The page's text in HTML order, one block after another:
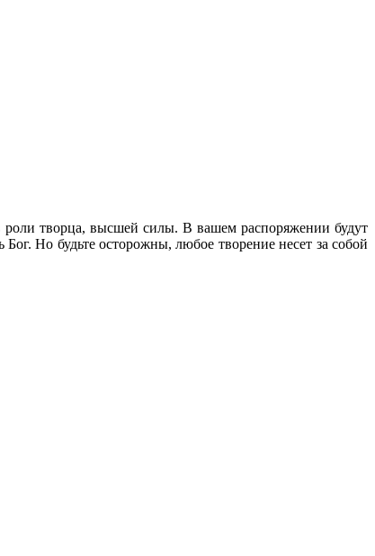
творца, высшей силы. В вашем распоряжении будут
Но будьте осторожны, любое творение несет за собой